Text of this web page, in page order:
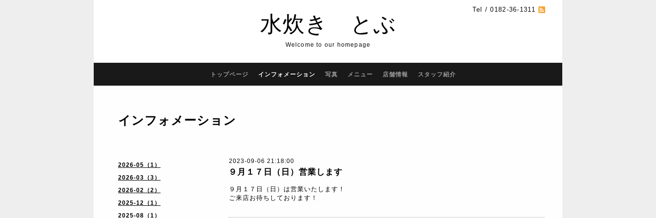
Tel / 0182-36-1311
水炊き とぶ
Welcome to our homepage
トップページ インフォメーション 写真 メニュー 店舗情報 スタッフ紹介
2026-05（1）
2026-03（3）
2026-02（2）
2025-12（1）
2025-08（1）
インフォメーション
2023-09-06 21:18:00
９月１７日（日）営業します
９月１７日（日）は営業いたします！
ご来店お待ちしております！